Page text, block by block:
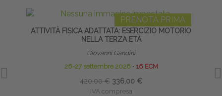
PRENOTA PRIMA
ATTIVITÀ FISICA ADATTATA: ESERCIZIO MOTORIO
NELLA TERZA ETÀ
Giovanni Gandini
26-27 settembre 2026 ∙ 16 ECM
420,00 € 336,00 €
IVA compresa